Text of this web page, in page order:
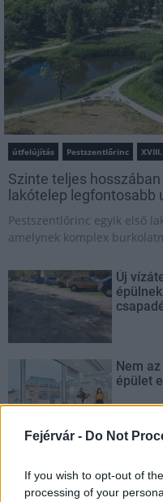
Fejérvár - Do Not
If you wish to opt-out of
processing of your
útfelújítás Pestszentlőrinc
Szinte teljes
lakótelep legfontosabb
Pestszentlőrinc egyik első
amelynek komplex
Új
Nem
épület
parkját